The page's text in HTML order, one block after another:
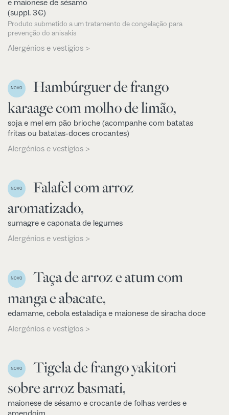
e maionese de sésamo
(suppl. 3€)
Produto submetido a um tratamento de congelação para
prevenção do anisakis
Alergénios e vestígios >
NOVO
Hambúrguer de frango
karaage com molho de limão,
soja e mel em pão brioche (acompanhe com batatas
fritas ou batatas-doces crocantes)
Alergénios e vestígios >
NOVO
Falafel com arroz
aromatizado,
sumagre e caponata de legumes
Alergénios e vestígios >
NOVO
Taça de arroz e atum com
manga e abacate,
edamame, cebola estaladiça e maionese de siracha doce
Alergénios e vestígios >
NOVO
Tigela de frango yakitori
sobre arroz basmati,
maionese de sésamo e crocante de folhas verdes e